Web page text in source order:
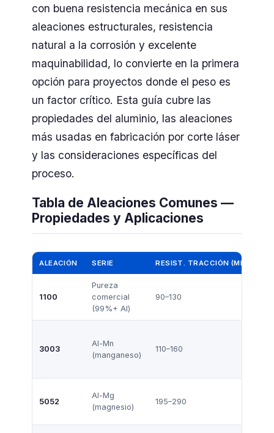
con buena resistencia mecánica en sus
aleaciones estructurales, resistencia
natural a la corrosión y excelente
maquinabilidad, lo convierte en la primera
opción para proyectos donde el peso es
un factor crítico. Esta guía cubre las
propiedades del aluminio, las aleaciones
más usadas en fabricación por corte láser
y las consideraciones específicas del
proceso.
Tabla de Aleaciones Comunes —
Propiedades y Aplicaciones
ALEACIÓN SERIE RESIST. TRACCIÓN (MPA)
1100
Pureza
comercial
(99%+ Al)
90–130
3003
Al-Mn
(manganeso)
110–160
5052
Al-Mg
(magnesio)
195–290